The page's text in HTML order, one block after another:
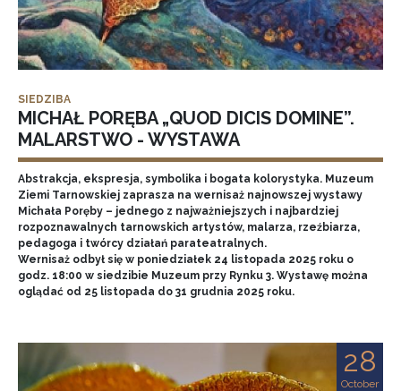
SIEDZIBA
MICHAŁ PORĘBA „QUOD DICIS DOMINE”.
MALARSTWO - WYSTAWA
Abstrakcja, ekspresja, symbolika i bogata kolorystyka. Muzeum
Ziemi Tarnowskiej zaprasza na wernisaż najnowszej wystawy
Michała Poręby – jednego z najważniejszych i najbardziej
rozpoznawalnych tarnowskich artystów, malarza, rzeźbiarza,
pedagoga i twórcy działań parateatralnych.
Wernisaż odbył się w poniedziałek 24 listopada 2025 roku o
godz. 18:00 w siedzibie Muzeum przy Rynku 3. Wystawę można
oglądać od 25 listopada do 31 grudnia 2025 roku.
28
October